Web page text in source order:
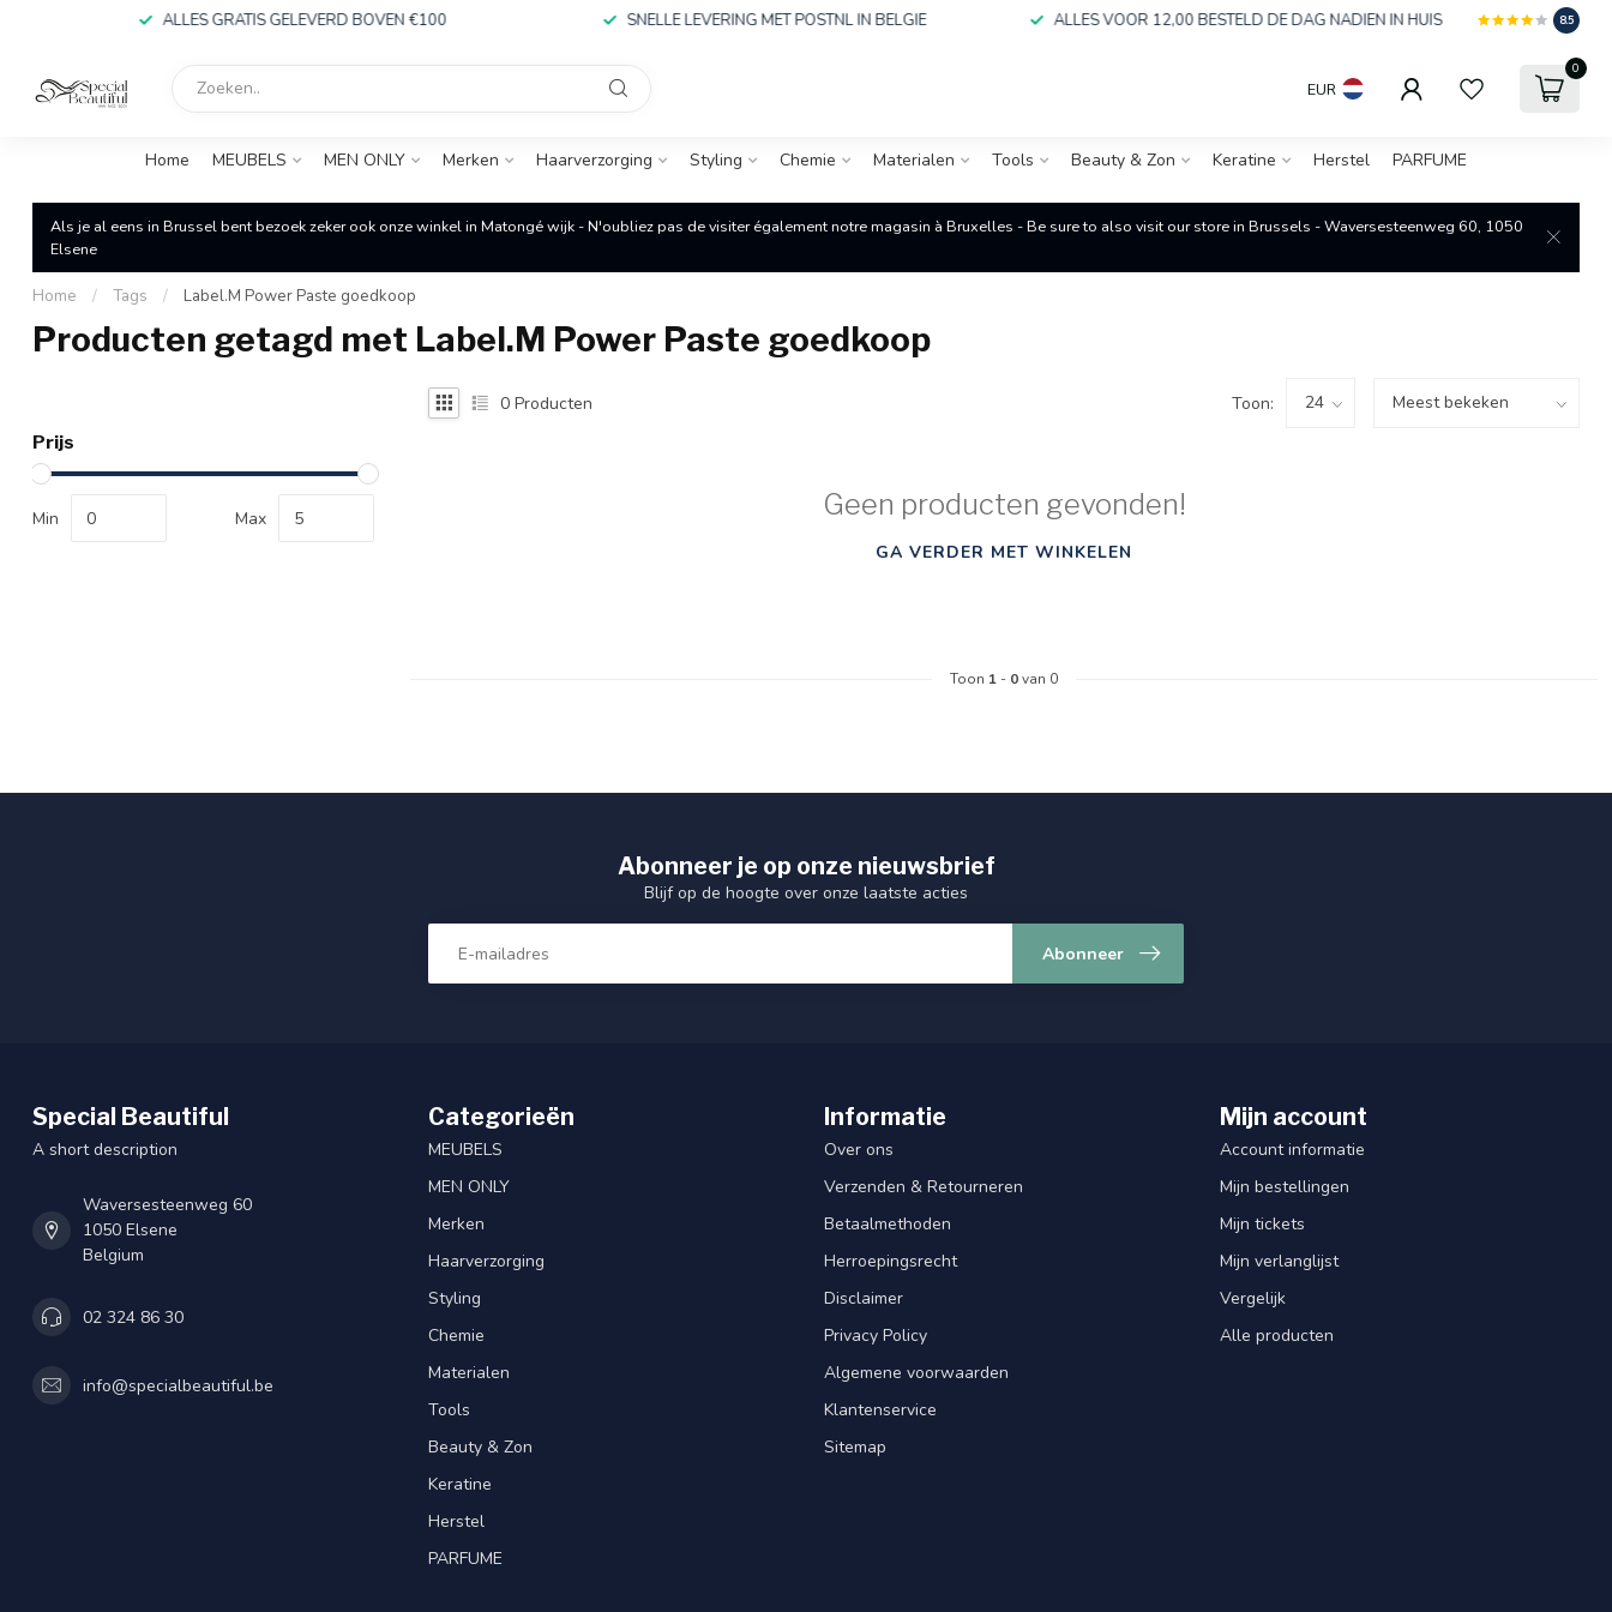
ALLES GRATIS GELEVERD BOVEN €100 SNELLE LEVERING MET POSTNL IN BELGIE ALLES VOOR 12,00 BESTELD DE DAG NADIEN IN HUIS 8.5
EUR
0
Home MEUBELS MEN ONLY Merken Haarverzorging Styling Chemie Materialen Tools Beauty & Zon Keratine Herstel PARFUME
Als je al eens in Brussel bent bezoek zeker ook onze winkel in Matongé wijk - N'oubliez pas de visiter également notre magasin à Bruxelles - Be sure to also visit our store in Brussels - Waversesteenweg 60, 1050
Elsene
Home / Tags / Label.M Power Paste goedkoop
Producten getagd met Label.M Power Paste goedkoop
Prijs
Min Max
0 Producten Toon:
Geen producten gevonden!
GA VERDER MET WINKELEN
Toon 1 - 0van 0
Abonneer je op onze nieuwsbrief
Blijf op de hoogte over onze laatste acties
Abonneer
Special Beautiful
A short description
Waversesteenweg 60
1050 Elsene
Belgium
02 324 86 30
info@specialbeautiful.be
Categorieën
MEUBELS
MEN ONLY
Merken
Haarverzorging
Styling
Chemie
Materialen
Tools
Beauty & Zon
Keratine
Herstel
PARFUME
Informatie
Over ons
Verzenden & Retourneren
Betaalmethoden
Herroepingsrecht
Disclaimer
Privacy Policy
Algemene voorwaarden
Klantenservice
Sitemap
Mijn account
Account informatie
Mijn bestellingen
Mijn tickets
Mijn verlanglijst
Vergelijk
Alle producten